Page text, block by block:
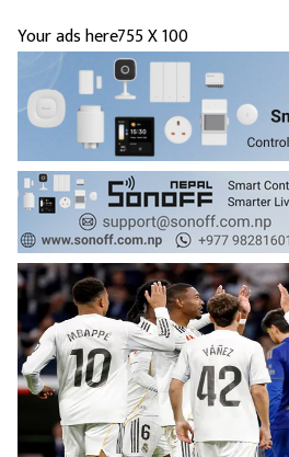
Your ads here755 X 100